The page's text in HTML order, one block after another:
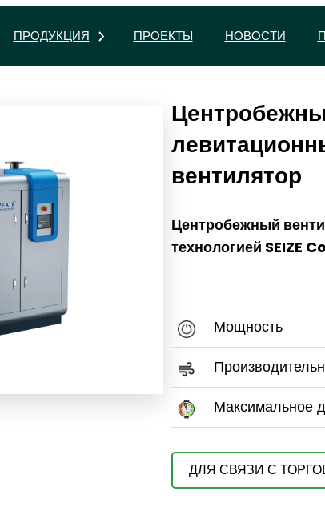
ПРОДУКЦИЯ ПРОЕКТЫ НОВОСТИ
вентилятор
Центробежный
технологией SEIZE
Мощность
Максимальное
ДЛЯ СВЯЗИ С